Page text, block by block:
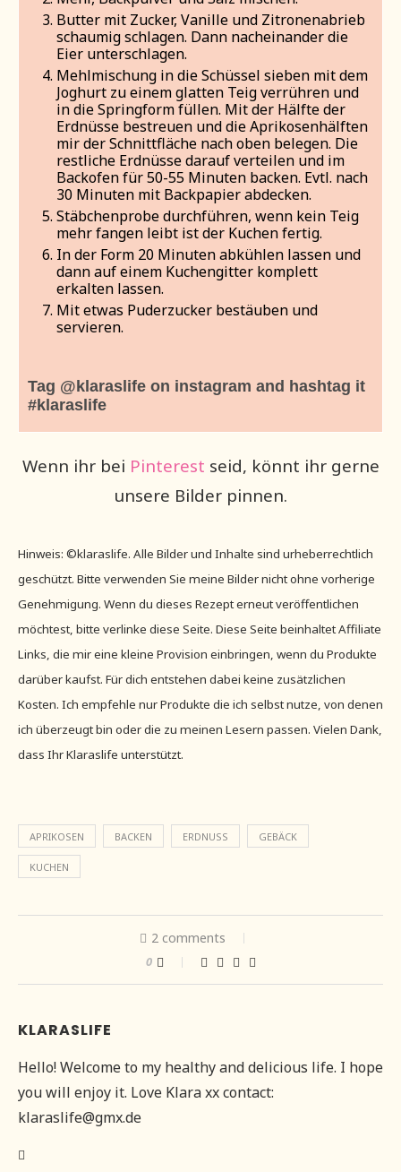
Butter mit Zucker, Vanille und Zitronenabrieb
schaumig schlagen. Dann nacheinander die
Eier unterschlagen.
Mehlmischung in die Schüssel sieben mit dem
Joghurt zu einem glatten Teig verrühren und
in die Springform füllen. Mit der Hälfte der
Erdnüsse bestreuen und die Aprikosenhälften
mir der Schnittfläche nach oben belegen. Die
restliche Erdnüsse darauf verteilen und im
Backofen für 50-55 Minuten backen. Evtl. nach
30 Minuten mit Backpapier abdecken.
Stäbchenprobe durchführen, wenn kein Teig
mehr fangen leibt ist der Kuchen fertig.
In der Form 20 Minuten abkühlen lassen und
dann auf einem Kuchengitter komplett
erkalten lassen.
Mit etwas Puderzucker bestäuben und
servieren.
Tag @klaraslife on instagram and hashtag it
#klaraslife
Wenn ihr bei Pinterest seid, könnt ihr gerne
unsere Bilder pinnen.
Hinweis: ©klaraslife. Alle Bilder und Inhalte sind urheberrechtlich
geschützt. Bitte verwenden Sie meine Bilder nicht ohne vorherige
Genehmigung. Wenn du dieses Rezept erneut veröffentlichen
möchtest, bitte verlinke diese Seite. Diese Seite beinhaltet Affiliate
Links, die mir eine kleine Provision einbringen, wenn du Produkte
darüber kaufst. Für dich entstehen dabei keine zusätzlichen
Kosten. Ich empfehle nur Produkte die ich selbst nutze, von denen
ich überzeugt bin oder die zu meinen Lesern passen. Vielen Dank,
dass Ihr Klaraslife unterstützt.
APRIKOSEN BACKEN ERDNUSS GEBÄCK
KUCHEN
2 comments
0
KLARASLIFE
Hello! Welcome to my healthy and delicious life. I hope
you will enjoy it. Love Klara xx contact:
klaraslife@gmx.de